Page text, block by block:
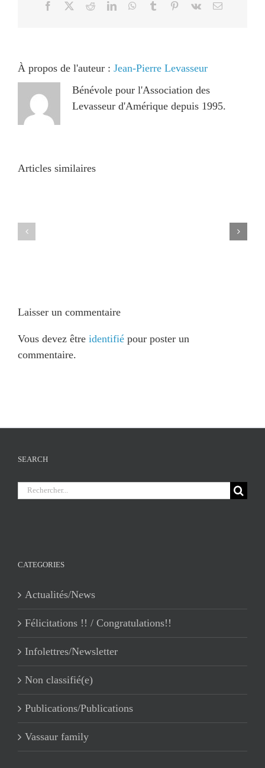
Facebook RedditLinkedInWhatsApp
Tumblr Pinterest
Vk Email
À propos de l'auteur : Jean-Pierre Levasseur
Bénévole pour l'Association des
Levasseur d'Amérique depuis 1995.
Articles similaires
Laisser un commentaire
Vous devez être identifié pour poster un
commentaire.
SEARCH
Chercher
CATEGORIES
Actualités/News
Félicitations !! / Congratulations!!
Infolettres/Newsletter
Non classifié(e)
Publications/Publications
Vassaur family